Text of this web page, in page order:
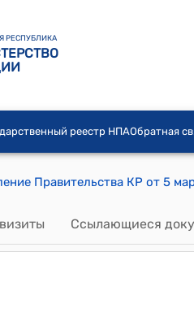
РЕСПУБЛИКА
реестр НПАОбратная
Ссылающиеся